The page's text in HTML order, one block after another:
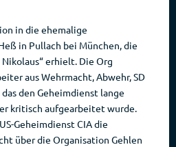
in die ehemalige
in Pullach bei München, die
erhielt. Die Org
aus Wehrmacht, Abwehr, SD
den Geheimdienst lange
kritisch aufgearbeitet wurde.
Geheimdienst CIA die
über die Organisation Gehlen